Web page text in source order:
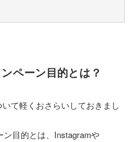
ペーン目的とは？
て軽くおさらいしておきまし
目的とは、Instagramや